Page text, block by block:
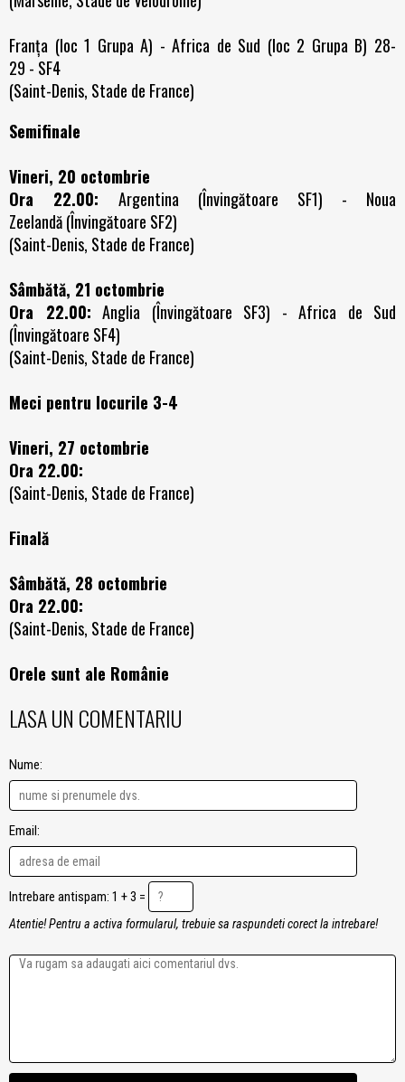
Franța (loc 1 Grupa A) - Africa de Sud (loc 2 Grupa B) 28-
29 - SF4
(Saint-Denis, Stade de France)
Semifinale
Vineri, 20 octombrie
Ora 22.00: Argentina (Învingătoare SF1) - Noua
Zeelandă (Învingătoare SF2)
(Saint-Denis, Stade de France)
Sâmbătă, 21 octombrie
Ora 22.00: Anglia (Învingătoare SF3) - Africa de Sud
(Învingătoare SF4)
(Saint-Denis, Stade de France)
Meci pentru locurile 3-4
Vineri, 27 octombrie
Ora 22.00:
(Saint-Denis, Stade de France)
Finală
Sâmbătă, 28 octombrie
Ora 22.00:
(Saint-Denis, Stade de France)
Orele sunt ale Românie
LASA UN COMENTARIU
Nume:
Email:
Intrebare antispam: 1 + 3 =
Atentie! Pentru a activa formularul, trebuie sa raspundeti corect la intrebare!